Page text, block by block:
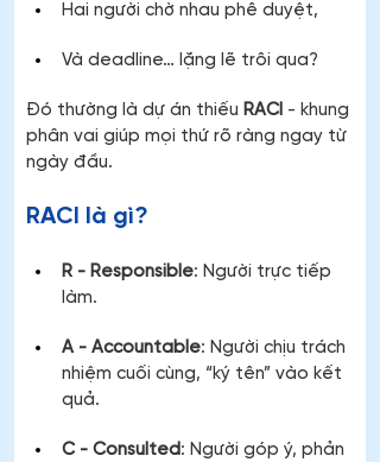
Hai người chờ nhau phê duyệt,
Và deadline… lặng lẽ trôi qua?
Đó thường là dự án thiếu RACI - khung
phân vai giúp mọi thứ rõ ràng ngay từ
ngày đầu.
RACI là gì?
R - Responsible: Người trực tiếp
làm.
A - Accountable: Người chịu trách
nhiệm cuối cùng, “ký tên” vào kết
quả.
C - Consulted: Người góp ý, phản